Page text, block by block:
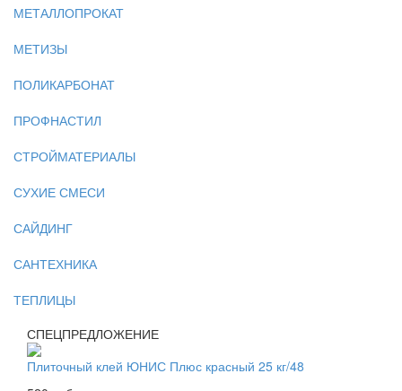
МЕТАЛЛОПРОКАТ
МЕТИЗЫ
ПОЛИКАРБОНАТ
ПРОФНАСТИЛ
СТРОЙМАТЕРИАЛЫ
СУХИЕ СМЕСИ
САЙДИНГ
САНТЕХНИКА
ТЕПЛИЦЫ
СПЕЦПРЕДЛОЖЕНИЕ
Плиточный клей ЮНИС Плюс красный 25 кг/48